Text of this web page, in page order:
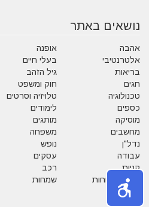
נושאים באתר
אהבה אופנה
אלטרנטיבי
בעלי חיים
בריאות
גיל הזהב
חגים
חוק ומשפט
טכנולוגיה
טלויזיה וסרטים
כספים
לימודים
מוסיקה
מותגים
מחשבים
משפחה
נדל"ן
נופש
עבודה
עסקים
קניות
רכב
שירות לקוחות
שמחות
תזונה